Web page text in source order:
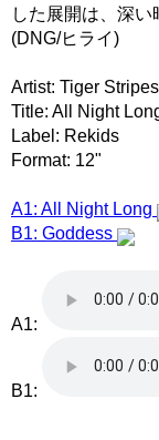
した展開は、深い
(DNG/ヒライ)
Artist: Tiger Stripes
Title: All Night
Label: Rekids
Format: 12"
A1: All Night Long
B1: Goddess
A1:
B1: